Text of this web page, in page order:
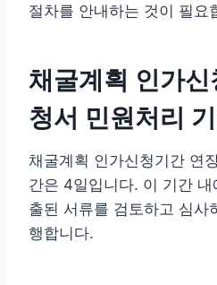
절차를 안내하는 것이 필요
채굴계획 인가
청서 민원처리
채굴계획 인가신청기간 연
간은 4일입니다. 이 기간
출된 서류를 검토하고 심사
행합니다.